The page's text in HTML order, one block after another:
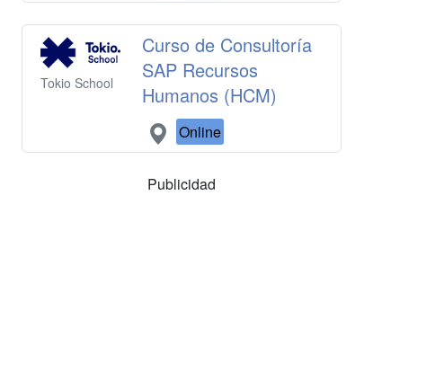
Tokio School
Curso de Consultoría
SAP Recursos
Humanos (HCM)
Online
Publicidad